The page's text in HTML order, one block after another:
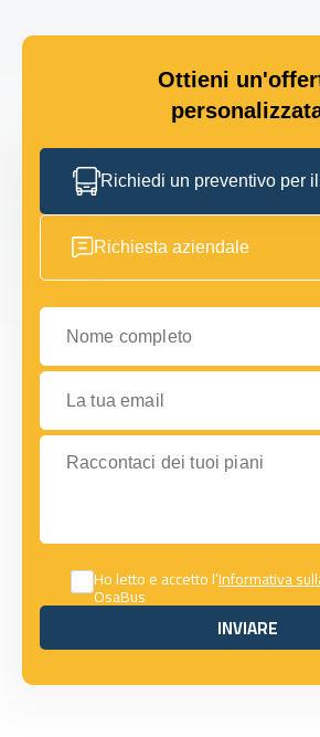
Ottieni
Richiedi un preventivo per
Richiesta aziendale
Nome completo
La tua email
Raccontaci dei tuoi piani
Ho letto e accetto l’Informativa
OsaBus
INVIARE
INVIARE